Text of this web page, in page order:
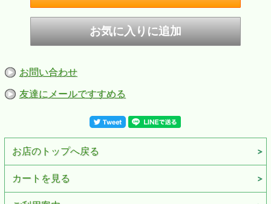
ます。
お問い合わせ
友達にメールですすめる
お店のトップへ戻る
カートを見る